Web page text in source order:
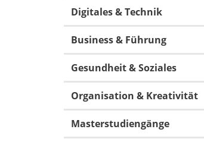
Digitales & Technik
Business & Führung
Gesundheit & Soziales
Organisation & Kreativität
Masterstudiengänge